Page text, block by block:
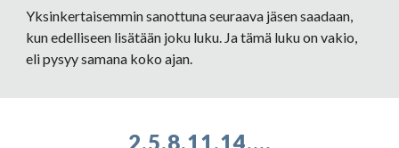
Yksinkertaisemmin sanottuna seuraava jäsen saadaan,
kun edelliseen lisätään joku luku. Ja tämä luku on vakio,
eli pysyy samana koko ajan.
2,5,8,11,14,...